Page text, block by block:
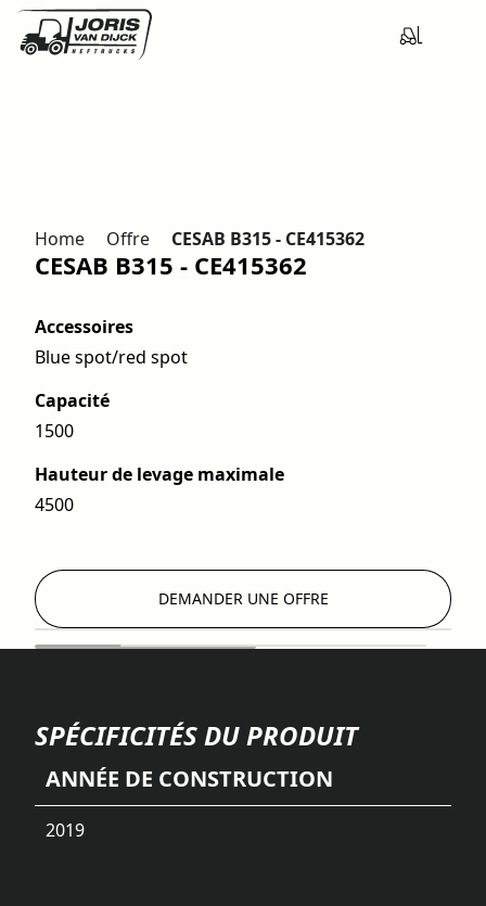
Home Offre CESAB B315 - CE415362
CESAB B315 - CE415362
Accessoires
Blue spot/red spot
Capacité
1500
Hauteur de levage maximale
4500
DEMANDER UNE OFFRE
SPÉCIFICITÉS DU PRODUIT
ANNÉE DE CONSTRUCTION
2019